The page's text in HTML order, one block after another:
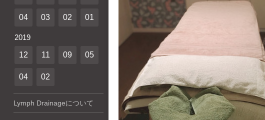
04 03 02 01
2019
12 11 09 05
04 02
Lymph Drainageについて